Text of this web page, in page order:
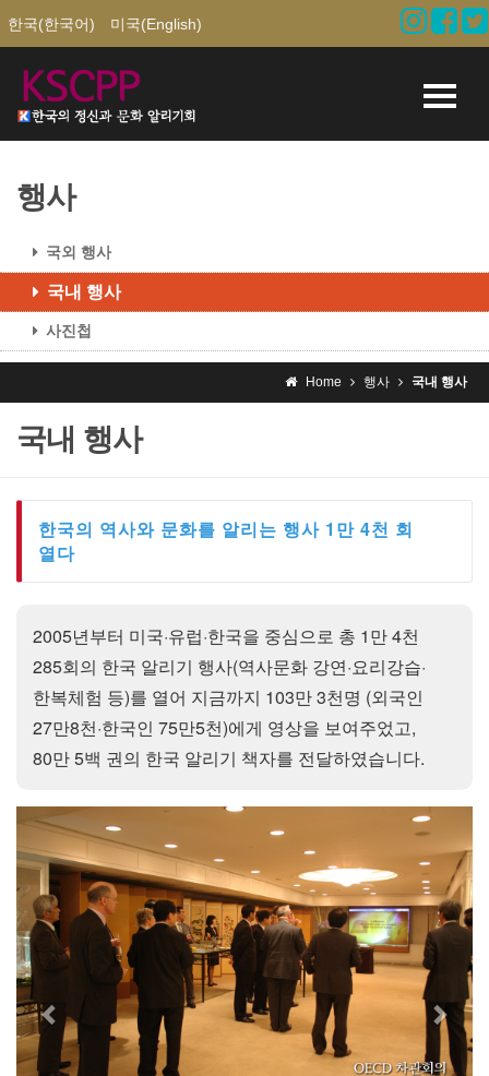
한국(한국어) 미국(English)
행사
국외 행사
국내 행사
사진첩
Home 행사 국내 행사
국내 행사
한국의 역사와 문화를 알리는 행사 1만 4천 회
열다
2005년부터 미국·유럽·한국을 중심으로 총 1만 4천
285회의 한국 알리기 행사(역사문화 강연·요리강습·
한복체험 등)를 열어 지금까지 103만 3천명 (외국인
27만8천·한국인 75만5천)에게 영상을 보여주었고,
80만 5백 권의 한국 알리기 책자를 전달하였습니다.